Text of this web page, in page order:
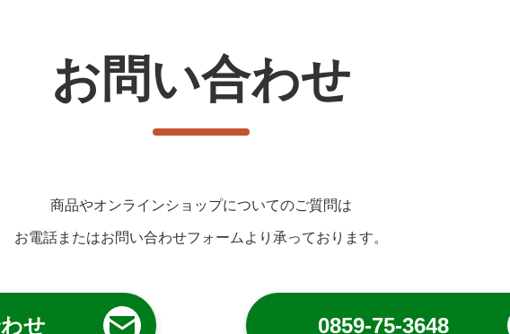
お問い合わせ
商品やオンラインショップについてのご質問は
お電話またはお問い合わせフォームより承っております。
せ 0859-75-3648